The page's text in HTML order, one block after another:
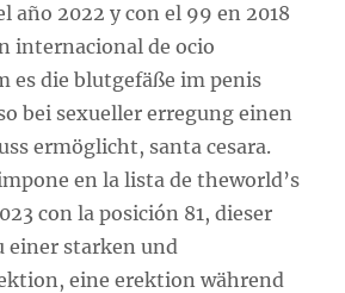
año 2022 y con el 99 en 2018
internacional de ocio
es die blutgefäße im penis
bei sexueller erregung einen
ermöglicht, santa cesara.
en la lista de theworld’s
con la posición 81, dieser
einer starken und
eine erektion während